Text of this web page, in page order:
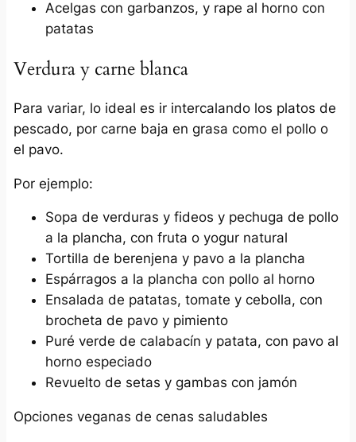
Acelgas con garbanzos, y rape al horno con
patatas
Verdura y carne blanca
Para variar, lo ideal es ir intercalando los platos de
pescado, por carne baja en grasa como el pollo o
el pavo.
Por ejemplo:
Sopa de verduras y fideos y pechuga de pollo
a la plancha, con fruta o yogur natural
Tortilla de berenjena y pavo a la plancha
Espárragos a la plancha con pollo al horno
Ensalada de patatas, tomate y cebolla, con
brocheta de pavo y pimiento
Puré verde de calabacín y patata, con pavo al
horno especiado
Revuelto de setas y gambas con jamón
Opciones veganas de cenas saludables